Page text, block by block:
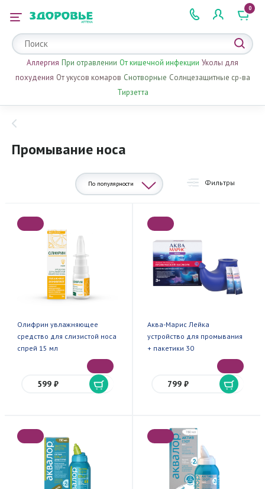
2 505 505
0
Аллергия При отравлении От кишечной инфекции Уколы для
похудения От укусов комаров Снотворные Солнцезащитные ср-ва
Тирзетта
Промывание носа
По популярности Фильтры
Олифрин увлажняющее
средство для слизистой носа
спрей 15 мл
599 ₽
Аква-Марис Лейка
устройство для промывания
+ пакетики 30
799 ₽